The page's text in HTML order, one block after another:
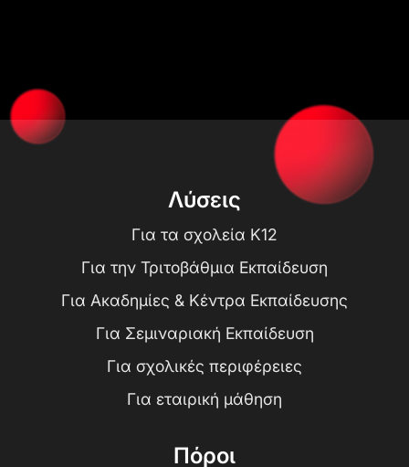
Λύσεις
Για τα σχολεία K12
Για την Τριτοβάθμια Εκπαίδευση
Για Ακαδημίες & Κέντρα Εκπαίδευσης
Για Σεμιναριακή Εκπαίδευση
Για σχολικές περιφέρειες
Για εταιρική μάθηση
Πόροι